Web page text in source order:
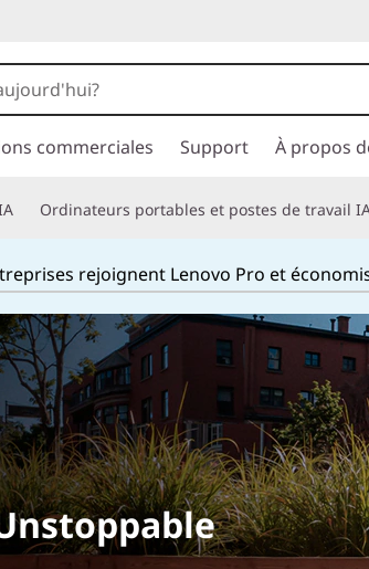
commerciales Support À propos
Ordinateurs portables et postes de travail
rejoignent Lenovo Pro et